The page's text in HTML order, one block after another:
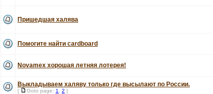
Пришедшая халява
Помогите найти cardboard
Novamex хорошая летняя лотерея!
Выкладываем халяву только где высылают по России.
[ Goto page: 1 2 ]